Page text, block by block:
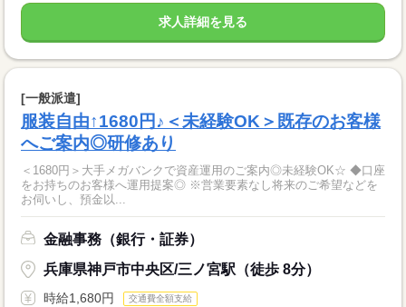
求人詳細を見る
[一般派遣]
服装自由↑1680円♪＜未経験OK＞既存のお客様
へご案内◎研修あり
＜1680円＞大手メガバンクで資産運用のご案内◎未経験OK☆ ◆口座
をお持ちのお客様へ運用提案◎ ※営業要素なし将来のご希望などを
お伺いし、預金以...
金融事務（銀行・証券）
兵庫県神戸市中央区/三ノ宮駅（徒歩 8分）
時給1,680円 交通費全額支給